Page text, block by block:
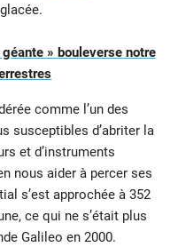
» bouleverse notre
comme l’un des
susceptibles d’abriter la
et d’instruments
nous aider à percer ses
s’est approchée à 352
ce qui ne s’était plus
Galileo en 2000.